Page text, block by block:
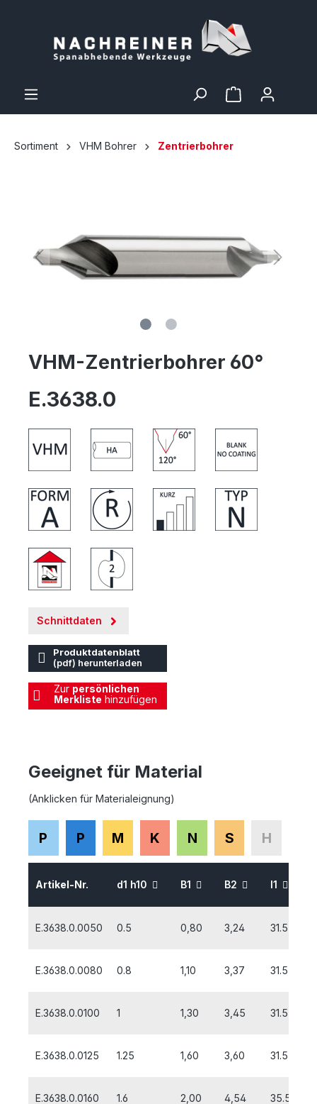
Sortiment VHM Bohrer Zentrierbohrer
VHM-Zentrierbohrer 60°
E.3638.0
Schnittdaten
Produktdatenblatt
(pdf) herunterladen
Zur persönlichen
Merkliste hinzufügen
Geeignet für Material
(Anklicken für Materialeignung)
P P M K N S H
Artikel-Nr. d1 h10 B1 B2 l1
E.3638.0.0050 0.5 0,80 3,24 31.5
E.3638.0.0080 0.8 1,10 3,37 31.5
E.3638.0.0100 1 1,30 3,45 31.5
E.3638.0.0125 1.25 1,60 3,60 31.5
E.3638.0.0160 1.6 2,00 4,54 35.5